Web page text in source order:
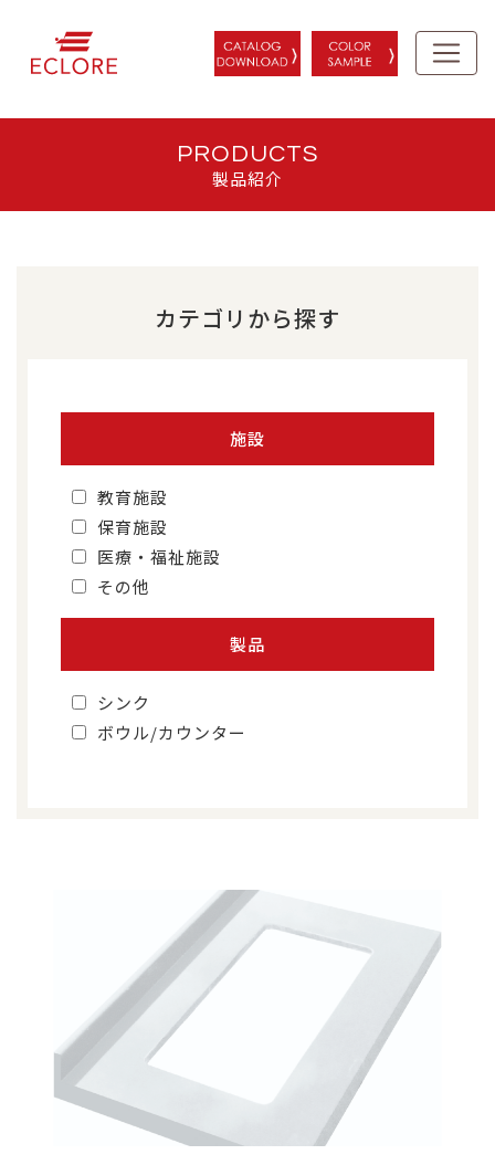
PRODUCTS
製品紹介
カテゴリから探す
施設
教育施設
保育施設
医療・福祉施設
その他
製品
シンク
ボウル/カウンター